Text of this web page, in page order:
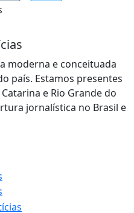
moderna e conceituada
país. Estamos presentes
e Rio Grande do
jornalística no Brasil e